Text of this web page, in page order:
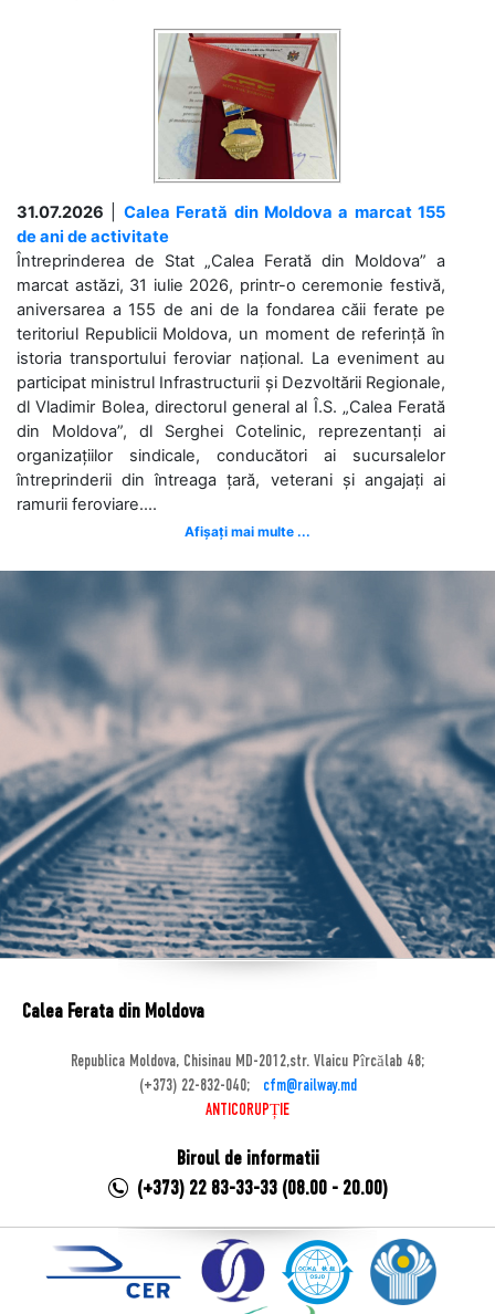
31.07.2026
Calea Ferată din Moldova a marcat 155
de ani de activitate
Întreprinderea de Stat „Calea Ferată din Moldova” a
marcat astăzi, 31 iulie 2026, printr-o ceremonie festivă,
aniversarea a 155 de ani de la fondarea căii ferate pe
teritoriul Republicii Moldova, un moment de referință în
istoria transportului feroviar național. La eveniment au
participat ministrul Infrastructurii și Dezvoltării Regionale,
dl Vladimir Bolea, directorul general al Î.S. „Calea Ferată
din Moldova”, dl Serghei Cotelinic, reprezentanți ai
organizațiilor sindicale, conducători ai sucursalelor
întreprinderii din întreaga țară, veterani și angajați ai
ramurii feroviare....
Afișați mai multe ...
Calea Ferata din Moldova
Republica Moldova, Chisinau MD-2012,str. Vlaicu Pîrcălab 48;
(+373) 22-832-040;
cfm@railway.md
ANTICORUPȚIE
Biroul de informatii
(+373) 22 83-33-33 (08.00 - 20.00)